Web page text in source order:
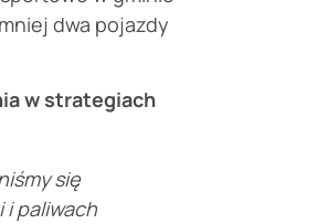
dwa pojazdy
w strategiach
się
paliwach